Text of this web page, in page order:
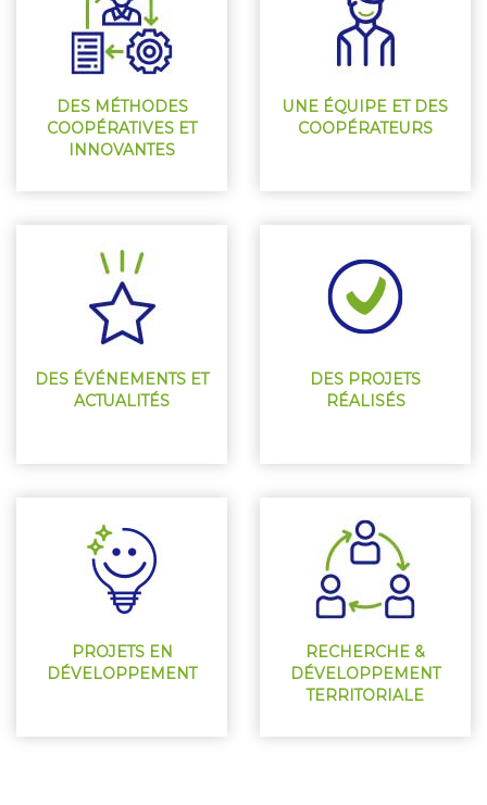
DES MÉTHODES
COOPÉRATIVES ET
INNOVANTES
UNE ÉQUIPE ET DES
COOPÉRATEURS
DES ÉVÉNEMENTS ET
ACTUALITÉS
DES PROJETS
RÉALISÉS
PROJETS EN
DÉVELOPPEMENT
RECHERCHE &
DÉVELOPPEMENT
TERRITORIALE